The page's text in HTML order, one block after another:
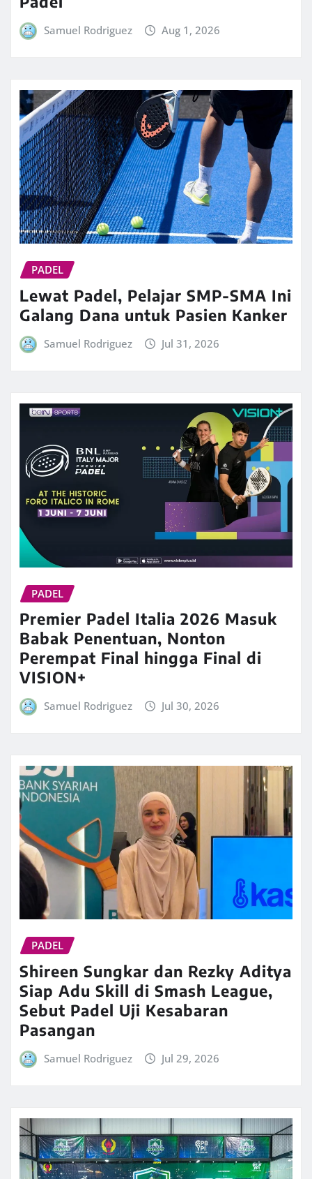
Samuel Rodriguez Aug 1, 2026
PADEL
Lewat Padel, Pelajar SMP-SMA Ini
Galang Dana untuk Pasien Kanker
Samuel Rodriguez Jul 31, 2026
PADEL
Premier Padel Italia 2026 Masuk
Babak Penentuan, Nonton
Perempat Final hingga Final di
VISION+
Samuel Rodriguez Jul 30, 2026
PADEL
Shireen Sungkar dan Rezky Aditya
Siap Adu Skill di Smash League,
Sebut Padel Uji Kesabaran
Pasangan
Samuel Rodriguez Jul 29, 2026